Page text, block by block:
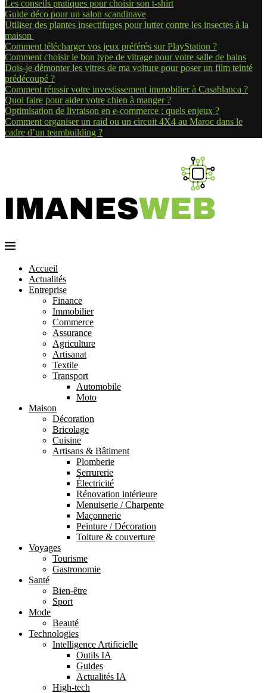
Les conseils pratiques pour choisir son t-shirt
Guide déco pour un salon scandinave
Utiliser des plantes insectifuges pour lutter contre les insectes à la
maison
Comment télécharger vos jeux préférés sur PlayStation ?
Comment choisir le bon type de vitrage pour votre salle de bains
Dois-je démonter les vitres de ma voiture pour poser un film teinté
prédécoupé ?
Comment réussir votre investissement immobilier à Casablanca ?
Quoi faire pour aider votre chien à manger ?
Optimisation de livraison en e-commerce : quels enjeux ?
Comment organiser un raid ou un circuit 4X4 au Maroc dans le
cadre d’un teambuilding ?
Accueil
Actualités
Entreprise
Finance
Immobilier
Commerce
Assurance
Agriculture
Artisanat
Textile
Transport
Automobile
Moto
Maison
Décoration
Bricolage
Cuisine
Artisans & Bâtiment
Plomberie
Serrurerie
Électricité
Rénovation intérieure
Menuiserie / Charpente
Maçonnerie
Peinture / Décoration
Toiture & couverture
Voyages
Tourisme
Gastronomie
Santé
Bien-être
Sport
Mode
Beauté
Technologies
Intelligence Artificielle
Outils IA
Guides
Actualités IA
High-tech